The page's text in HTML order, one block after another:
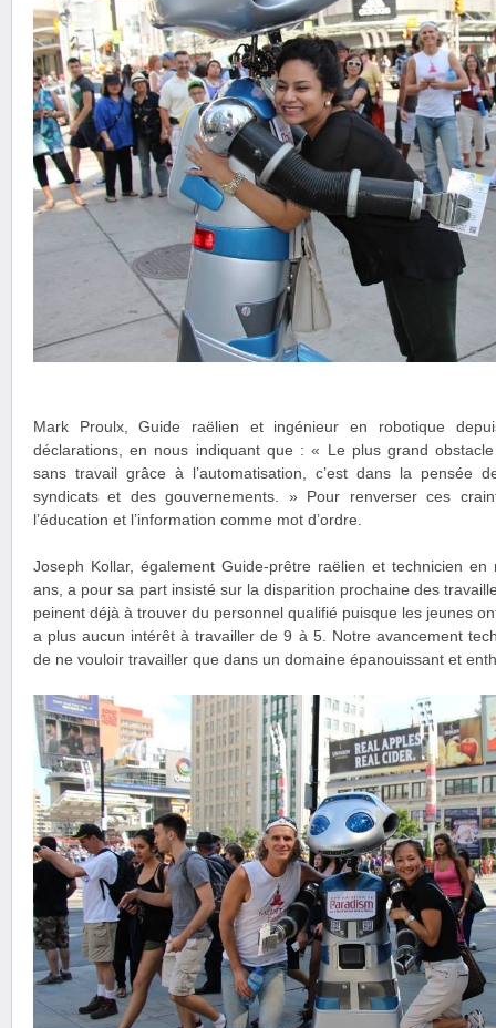
Mark Proulx, Guide raëlien et ingénieur en robotique
déclarations, en nous indiquant que : « Le plus grand obstacle
sans travail grâce à l’automatisation, c’est dans la pensée
syndicats et des gouvernements. » Pour renverser ces
l’éducation et l’information comme mot d’ordre.
Joseph Kollar, également Guide-prêtre raëlien et technicien
ans, a pour sa part insisté sur la disparition prochaine des
peinent déjà à trouver du personnel qualifié puisque les jeunes
a plus aucun intérêt à travailler de 9 à 5. Notre avancement
de ne vouloir travailler que dans un domaine épanouissant et